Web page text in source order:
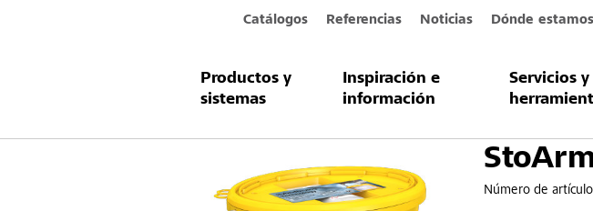
Catálogos Referencias Noticias Dónde estamos
Productos y
sistemas
Inspiración e
información
Servicios y
Productos y sistemas StoArmat Classic HD
Número de